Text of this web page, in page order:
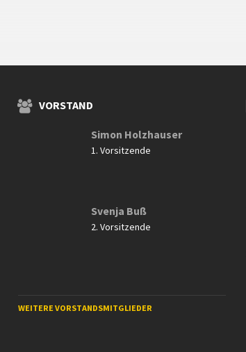
VORSTAND
Simon Holzhauser
1. Vorsitzende
Svenja Buß
2. Vorsitzende
WEITERE VORSTANDSMITGLIEDER